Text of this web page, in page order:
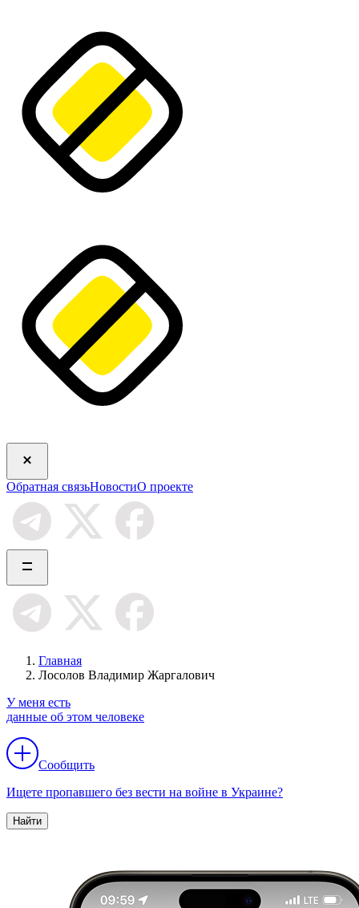
Обратная связьНовостиО проекте
Главная
Лосолов Владимир Жаргалович
У меня есть
данные об этом человеке
Сообщить
Ищете пропавшего без вести на войне в Украине?
Найти